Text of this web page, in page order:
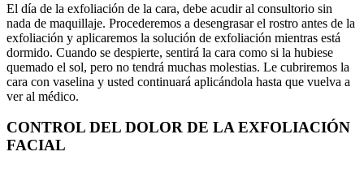
El día de la exfoliación de la cara, debe acudir al consultorio sin
nada de maquillaje. Procederemos a desengrasar el rostro antes de la
exfoliación y aplicaremos la solución de exfoliación mientras está
dormido. Cuando se despierte, sentirá la cara como si la hubiese
quemado el sol, pero no tendrá muchas molestias. Le cubriremos la
cara con vaselina y usted continuará aplicándola hasta que vuelva a
ver al médico.
CONTROL DEL DOLOR DE LA EXFOLIACIÓN
FACIAL